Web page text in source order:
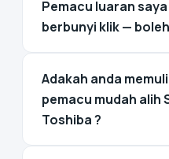
Pemacu luaran
berbunyi klik —
Adakah anda
pemacu mudah alih
Toshiba ?